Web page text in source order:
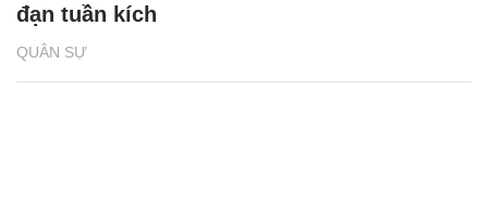
QUÂN SỰ
đạn tuần kích